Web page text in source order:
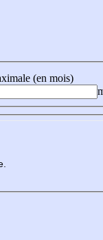
(en mois)